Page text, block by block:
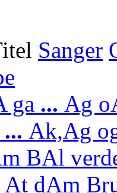
Sanger
ga ... Ag o
... Ak,Ag
BAl
At dAm